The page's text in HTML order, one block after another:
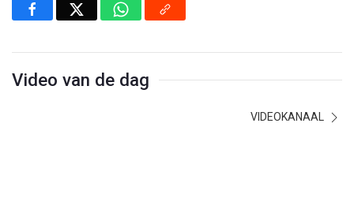
Video van de dag
VIDEOKANAAL